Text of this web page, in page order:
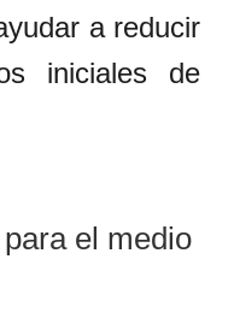
a reducir
iniciales de
el medio